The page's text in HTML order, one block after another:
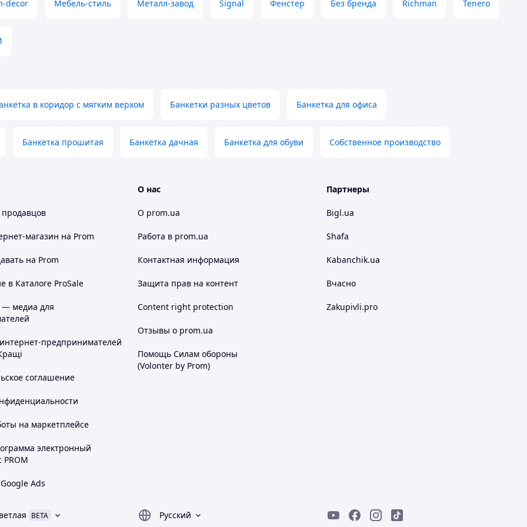
с полками для обуви, которое
впишется в ваше
для офиса, салона, зоны ожидания,
царапанье пола.
Вы можете на сайте, а также по
!
decor Мебель-стиль Металл-завод Signal Фенстер Без бренда Richman Tenero
в коридор с мягким верхом Банкетки разных цветов Банкетка для офиса
Банкетка прошитая Банкетка дачная Банкетка для обуви Собственное производство
магазин на Prom
на Prom
в Каталоге ProSale
— медиа для
предпринимателей
соглашение
на маркетплейсе
электронный
PROM
Ads
О нас
О prom.ua
Работа в prom.ua
Контактная информация
Защита прав на контент
Content right protection
Отзывы о prom.ua
Помощь Силам обороны
(Volonter by Prom)
Партнеры
Bigl.ua
Shafa
Kabanchik.ua
Вчасно
Zakupivli.pro
BETA Русский